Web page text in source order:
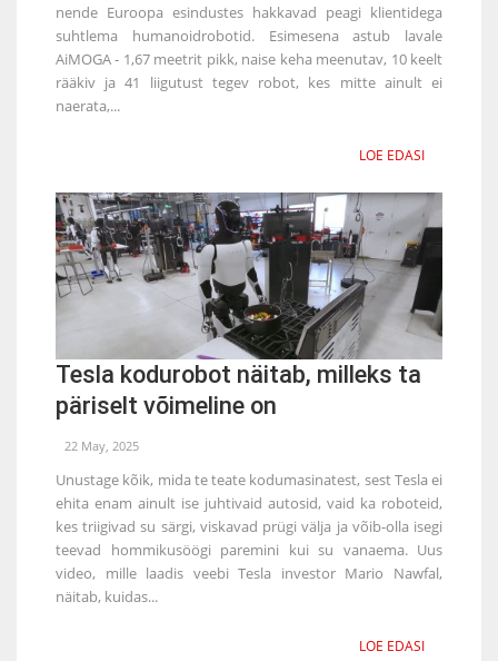
nende Euroopa esindustes hakkavad peagi klientidega
suhtlema humanoidrobotid. Esimesena astub lavale
AiMOGA - 1,67 meetrit pikk, naise keha meenutav, 10 keelt
rääkiv ja 41 liigutust tegev robot, kes mitte ainult ei
naerata,...
LOE EDASI
Tesla kodurobot näitab, milleks ta
päriselt võimeline on
22 May, 2025
Unustage kõik, mida te teate kodumasinatest, sest Tesla ei
ehita enam ainult ise juhtivaid autosid, vaid ka roboteid,
kes triigivad su särgi, viskavad prügi välja ja võib-olla isegi
teevad hommikusöögi paremini kui su vanaema. Uus
video, mille laadis veebi Tesla investor Mario Nawfal,
näitab, kuidas...
LOE EDASI